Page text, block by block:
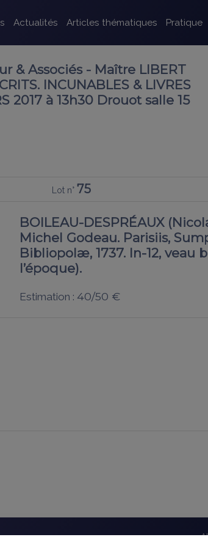
Actualités Articles thématiques Pratique
& Associés - Maître LIBERT
INCUNABLES & LIVRES
2017 à 13h30 Drouot salle 15
Lot n° 75
BOILEAU-DESPRÉAUX
Michel Godeau. Parisiis,
Bibliopolæ, 1737. In-12, veau
l’époque).
Estimation : 40/50 €